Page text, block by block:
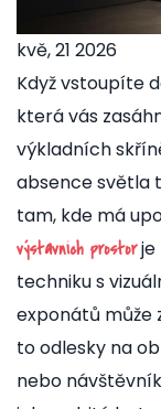
kvě, 21 2026
Když vstoupíte
která vás
výkladních
absence světla
tam, kde má
výstavních prostorje
techniku s
exponátů může
to odlesky na
nebo